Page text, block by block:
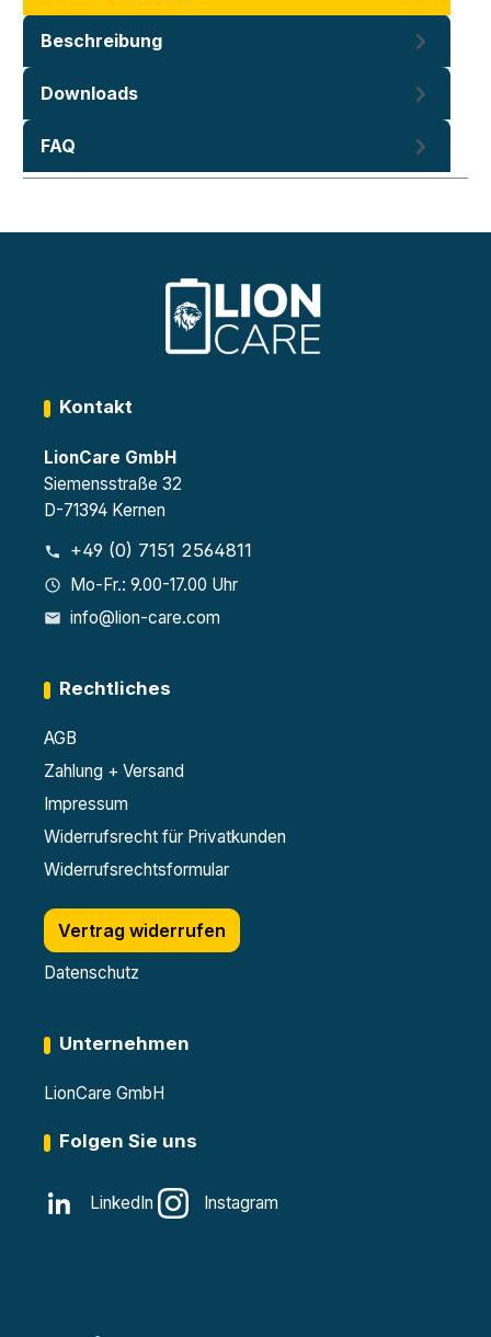
Beschreibung
Downloads
FAQ
Kontakt
LionCare GmbH
Siemensstraße 32
D-71394 Kernen
+49 (0) 7151 2564811
Mo-Fr.: 9.00-17.00 Uhr
info@lion-care.com
Rechtliches
AGB
Zahlung + Versand
Impressum
Widerrufsrecht für Privatkunden
Widerrufsrechtsformular
Vertrag widerrufen
Datenschutz
Unternehmen
LionCare GmbH
Folgen Sie uns
LinkedIn Instagram